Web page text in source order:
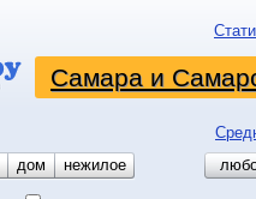
Самара и
дом гараж
участок
нежилое